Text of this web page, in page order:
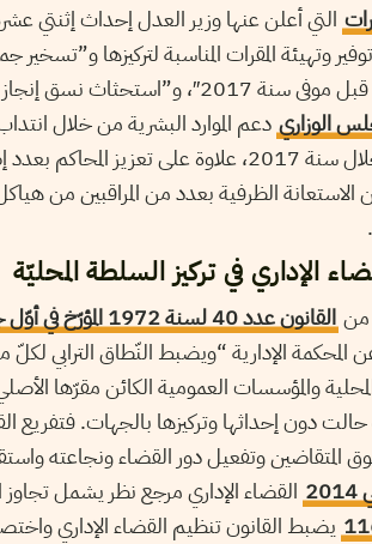
التي أعلن عنها وزير العدل إحداث إثنتي
وتهيئة المقرات المناسبة لتركيزها
الانتخابات البلدية قبل موفى سنة
الوزاري
بالمحكمة الإدارية خلال سنة 2017، علاوة
الاستعانة الظرفية بعدد من المراقبين من
الإداري في تركيز السلطة المحليّة
من القانون عدد 40 لسنة 1972 المؤرّخ في أوّل جوان 1972
الإدارية “ويضبط النّطاق الترابي
والمؤسسات العمومية الكائن مقرّها الأصلي
دون إحداثها وتركيزها بالجهات. فتفريع
المتقاضين وتفعيل دور القضاء ونجاعته
القضاء الإداري مرجع نظر يشمل
يضبط القانون تنظيم القضاء الإداري